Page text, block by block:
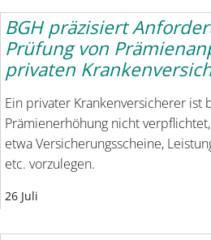
BGH präzisiert
Prüfung von
privaten
Ein privater Krankenversicherer ist
Prämienerhöhung nicht
etwa Versicherungsscheine,
etc. vorzulegen.
26 Juli